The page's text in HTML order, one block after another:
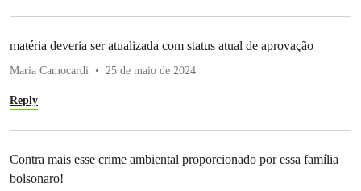
matéria deveria ser atualizada com status atual de aprovação
Maria Camocardi 25 de maio de 2024
Reply
Contra mais esse crime ambiental proporcionado por essa família
bolsonaro!